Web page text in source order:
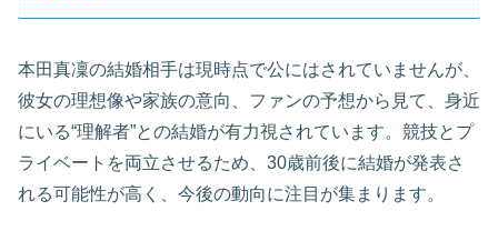
本田真凜の結婚相手は現時点で公にはされていませんが、
彼女の理想像や家族の意向、ファンの予想から見て、身近
にいる“理解者”との結婚が有力視されています。競技とプ
ライベートを両立させるため、30歳前後に結婚が発表さ
れる可能性が高く、今後の動向に注目が集まります。